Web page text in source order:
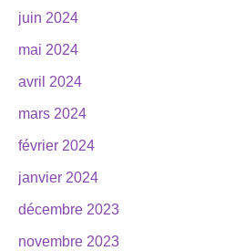
juin 2024
mai 2024
avril 2024
mars 2024
février 2024
janvier 2024
décembre 2023
novembre 2023